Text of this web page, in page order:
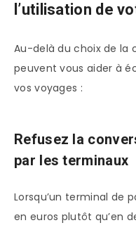
l’utilisation de
Au-delà du choix de la
peuvent vous aider à
vos voyages :
Refusez la
par les terminaux
Lorsqu’un terminal de
en euros plutôt qu’en